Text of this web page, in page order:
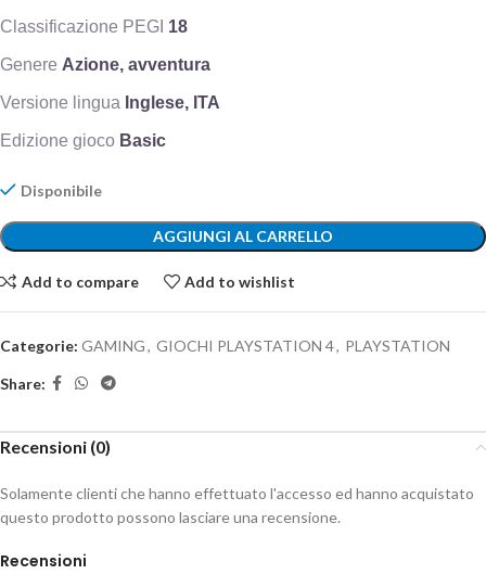
Classificazione PEGI 18
Genere Azione, avventura
Versione lingua Inglese, ITA
Edizione gioco Basic
Disponibile
AGGIUNGI AL CARRELLO
Add to compare Add to wishlist
Categorie: GAMING, GIOCHI PLAYSTATION 4, PLAYSTATION
Share:
Recensioni (0)
Recensioni
Solamente clienti che hanno effettuato l'accesso ed hanno acquistato
questo prodotto possono lasciare una recensione.